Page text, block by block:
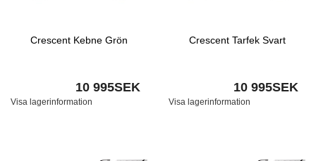
Crescent Kebne Grön
10 995SEK
Visa lagerinformation
Crescent Tarfek Svart
10 995SEK
Visa lagerinformation